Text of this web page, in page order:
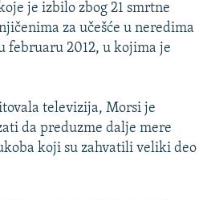
je izbilo zbog 21 smrtne
za učešće u neredima
februaru 2012, u kojima je
televizija, Morsi je
da preduzme dalje mere
koji su zahvatili veliki deo